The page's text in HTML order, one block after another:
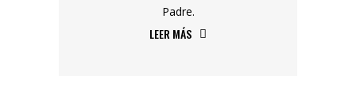
Padre.
LEER MÁS